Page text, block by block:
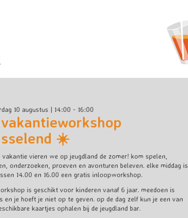
10 augustus | 14:00 - 16:00
☀️
vakantie vieren we op jeugdland de zomer! kom spelen,
onderzoeken, proeven en avonturen beleven. elke middag is
14.00 en 16.00 een gratis inloopworkshop.
is geschikt voor kinderen vanaf 6 jaar. meedoen is
en je hoeft je niet op te geven. op de dag zelf kun je een van
kaartjes ophalen bij de jeugdland bar.